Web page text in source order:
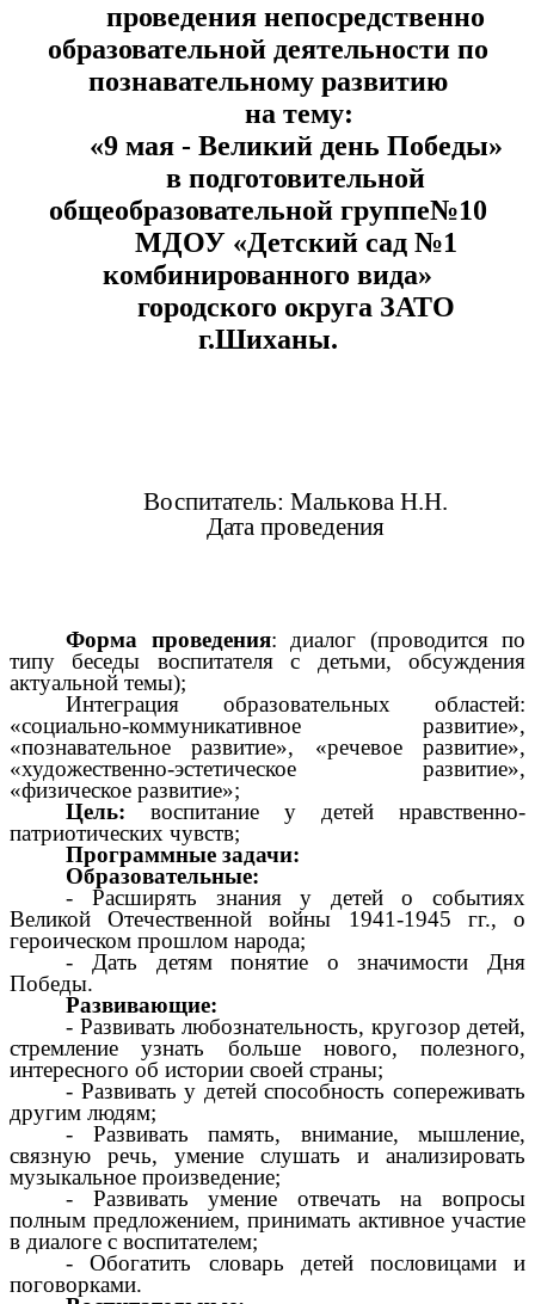
проведения непосредственно
образовательной деятельности по
познавательному развитию
на тему:
«9 мая - Великий день Победы»
в подготовительной
общеобразовательной группе№10
МДОУ «Детский сад №1
комбинированного вида»
городского округа ЗАТО
г.Шиханы.
Воспитатель: Малькова Н.Н.
Дата проведения
Форма проведения: диалог (проводится по
типу беседы воспитателя с детьми, обсуждения
актуальной темы);
Интеграция образовательных областей:
«социально-коммуникативное развитие»,
«познавательное развитие», «речевое развитие»,
«художественно-эстетическое развитие»,
«физическое развитие»;
Цель: воспитание у детей нравственно-
патриотических чувств;
Программные задачи:
Образовательные:
- Расширять знания у детей о событиях
Великой Отечественной войны 1941-1945 гг., о
героическом прошлом народа;
- Дать детям понятие о значимости Дня
Победы.
Развивающие:
- Развивать любознательность, кругозор детей,
стремление узнать больше нового, полезного,
интересного об истории своей страны;
- Развивать у детей способность сопереживать
другим людям;
- Развивать память, внимание, мышление,
связную речь, умение слушать и анализировать
музыкальное произведение;
- Развивать умение отвечать на вопросы
полным предложением, принимать активное участие
в диалоге с воспитателем;
- Обогатить словарь детей пословицами и
поговорками.